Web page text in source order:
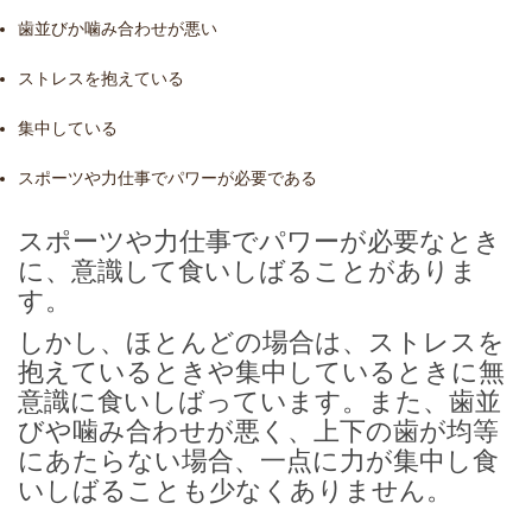
歯並びか噛み合わせが悪い
ストレスを抱えている
集中している
スポーツや力仕事でパワーが必要である
スポーツや力仕事でパワーが必要なとき
に、意識して食いしばることがありま
す。
しかし、ほとんどの場合は、ストレスを
抱えているときや集中しているときに無
意識に食いしばっています。また、歯並
びや噛み合わせが悪く、上下の歯が均等
にあたらない場合、一点に力が集中し食
いしばることも少なくありません。